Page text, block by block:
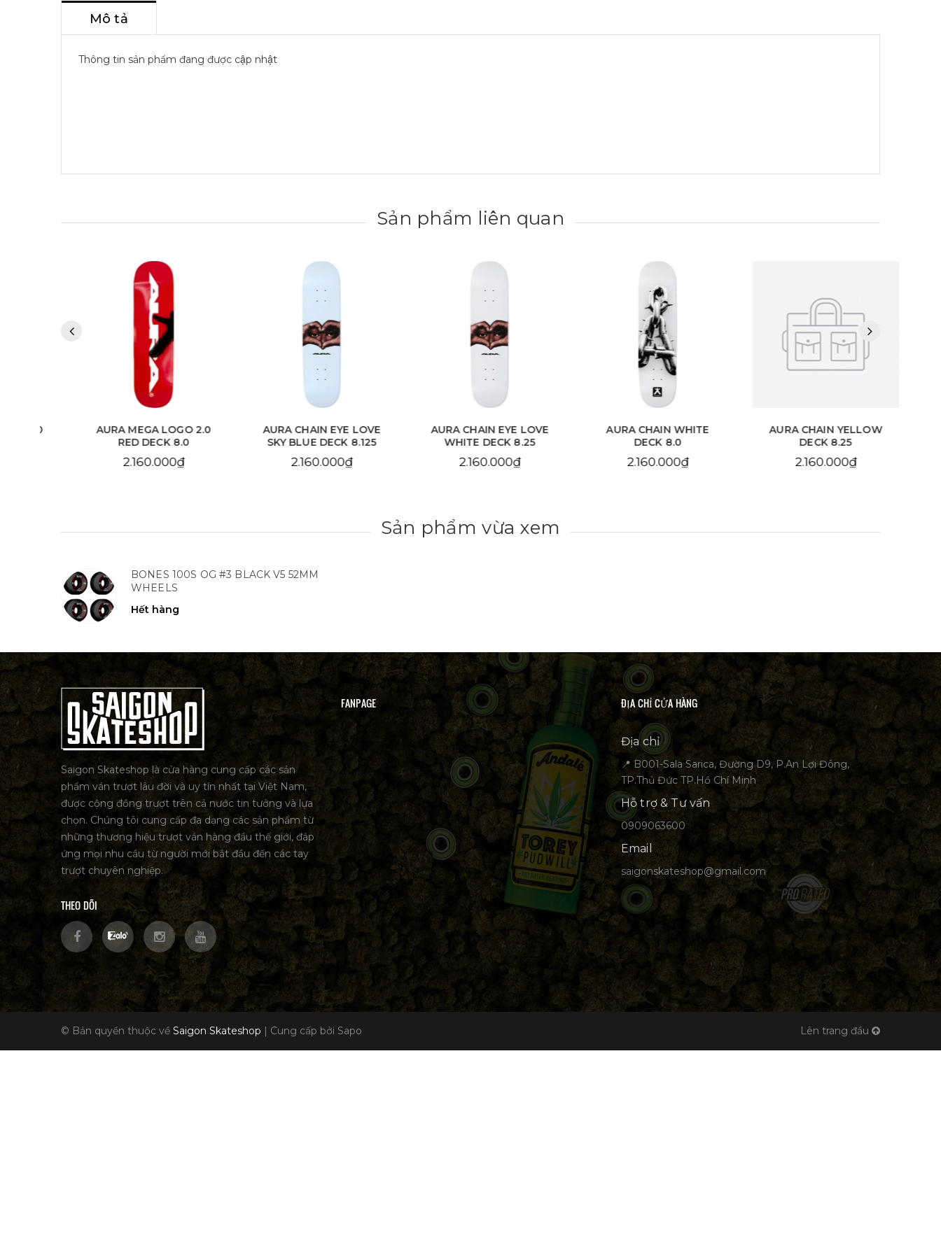
Mô tả
Thông tin sản phẩm đang được cập nhật
Sản phẩm liên quan
AURA MEGA LOGO 2.0
RED DECK 8.0
2.160.000₫
AURA CHAIN EYE LOVE
SKY BLUE DECK 8.125
2.160.000₫
AURA CHAIN EYE LOVE
WHITE DECK 8.25
2.160.000₫
AURA CHAIN WHITE
DECK 8.0
2.160.000₫
AURA CHAIN YELLOW
DECK 8.25
2.160.000₫
Sản phẩm vừa xem
BONES 100S OG #3 BLACK V5 52MM
WHEELS
Hết hàng
Saigon Skateshop là cửa hàng cung cấp các sản
phẩm ván trượt lâu đời và uy tín nhất tại Việt Nam,
được cộng đồng trượt trên cả nước tin tưởng và lựa
chọn. Chúng tôi cung cấp đa dạng các sản phẩm từ
những thương hiệu trượt ván hàng đầu thế giới, đáp
ứng mọi nhu cầu từ người mới bắt đầu đến các tay
trượt chuyên nghiệp.
THEO DÕI
FANPAGE ĐỊA CHỈ CỬA HÀNG
Địa chỉ
📍 B001-Sala Sarica, Đường D9, P.An Lợi Đông,
TP.Thủ Đức TP.Hồ Chí Minh
Hỗ trợ & Tư vấn
0909063600
Email
saigonskateshop@gmail.com
© Bản quyền thuộc về Saigon Skateshop | Cung cấp bởi Sapo Lên trang đầu